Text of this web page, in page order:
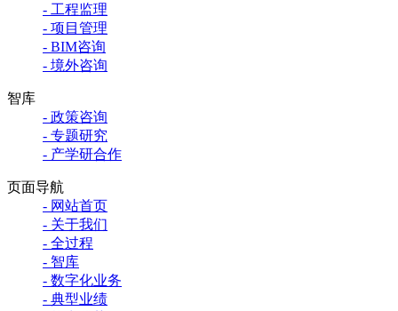
- 工程监理
- 项目管理
- BIM咨询
- 境外咨询
智库
- 政策咨询
- 专题研究
- 产学研合作
页面导航
- 网站首页
- 关于我们
- 全过程
- 智库
- 数字化业务
- 典型业绩